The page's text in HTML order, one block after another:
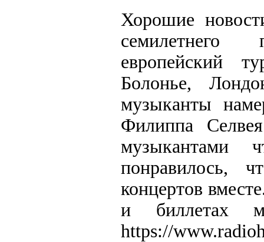
Хорошие
семилетнего
европейский
Болонье,
музыканты
Филиппа
музыкантами
понравилось,
концертов
и биллетах
https://